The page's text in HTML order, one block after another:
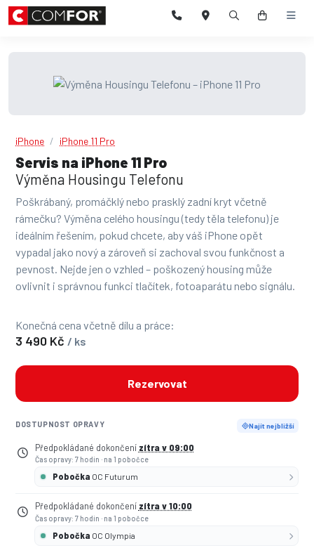
iPhone iPhone 11 Pro
Servis na iPhone 11 Pro
Výměna Housingu Telefonu
Poškrábaný, promáčklý nebo prasklý zadní kryt včetně
rámečku? Výměna celého housingu (tedy těla telefonu) je
ideálním řešením, pokud chcete, aby váš iPhone opět
vypadal jako nový a zároveň si zachoval svou funkčnost a
pevnost. Nejde jen o vzhled – poškozený housing může
ovlivnit i správnou funkci tlačítek, fotoaparátu nebo signálu.
Konečná cena včetně dílu a práce:
3 490 Kč / ks
Rezervovat
DOSTUPNOST OPRAVY Najít nejbližší
Předpokládané dokončení zítra v 09:00
Čas opravy: 7 hodin · na 1 pobočce
Pobočka OC Futurum
Předpokládané dokončení zítra v 10:00
Čas opravy: 7 hodin · na 1 pobočce
Pobočka OC Olympia